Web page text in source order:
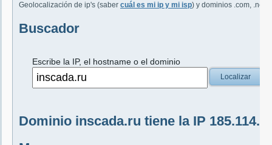
Geolocalización de ip's (saber cuál es mi ip y mi isp) y dominios .com, .net,
Buscador
Escribe la IP, el hostname o el dominio
Localizar
Dominio inscada.ru tiene la IP